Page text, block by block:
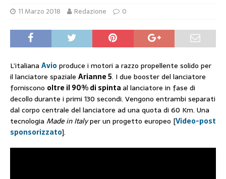
11 Marzo 2018 Redazione 0
L’italiana Avio produce i motori a razzo propellente solido per
il lanciatore spaziale Arianne 5. I due booster del lanciatore
forniscono oltre il 90% di spintaal lanciatore in fase di
decollodurante i primi 130 secondi. Vengono entrambi separati
dal corpo centrale del lanciatore ad una quota di 60 Km. Una
tecnologia Made in Italyper un progetto europeo [Video-post
sponsorizzato].